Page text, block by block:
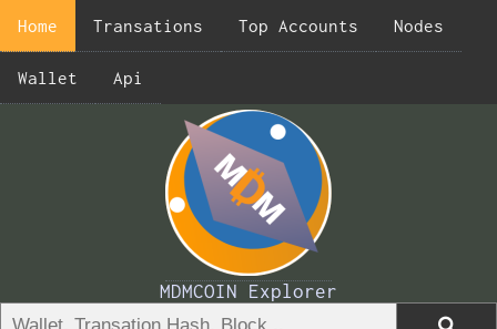
Home Transations Top Accounts Nodes
Wallet Api
MDMCOIN Explorer